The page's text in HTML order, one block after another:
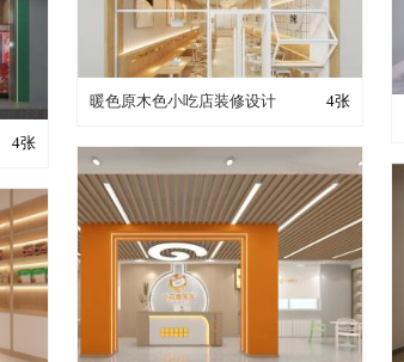
4张
装修成这样要花多少钱？
暖色原木色小吃店装修设计 4张